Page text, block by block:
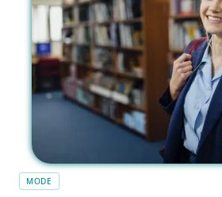
MODE